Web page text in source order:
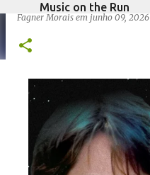
Music on the Run
Fagner Morais em junho 09, 2026